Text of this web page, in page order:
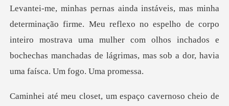
lexo no espelho de corpo
inteiro mostrava uma mulher com olhos inchados e
bochech